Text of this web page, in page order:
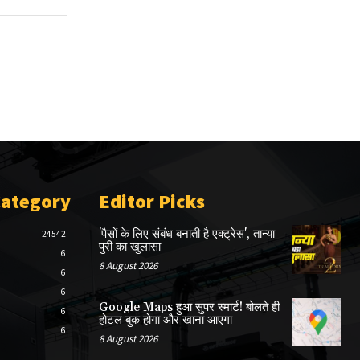
24542
6
6
6
6
6
Editor Picks
'पैसों के लिए संबंध बनाती है एक्ट्रेस', तान्या
पुरी का खुलासा
8 August 2026
Google Maps हुआ सुपर स्मार्ट! बोलते ही
होटल बुक होगा और खाना आएगा
8 August 2026